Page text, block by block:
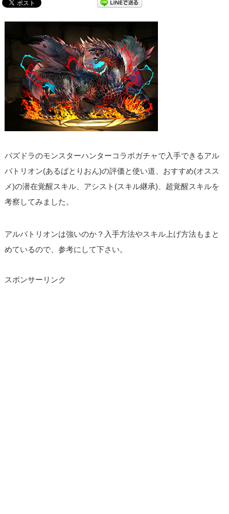
パズドラのモンスターハンターコラボガチャで入手できるアル
バトリオン(あるばとりおん)の評価と使い道、おすすめ(オスス
メ)の潜在覚醒スキル、アシスト(スキル継承)、超覚醒スキルを
考察してみました。
アルバトリオンは強いのか？入手方法やスキル上げ方法もまと
めているので、参考にして下さい。
スポンサーリンク